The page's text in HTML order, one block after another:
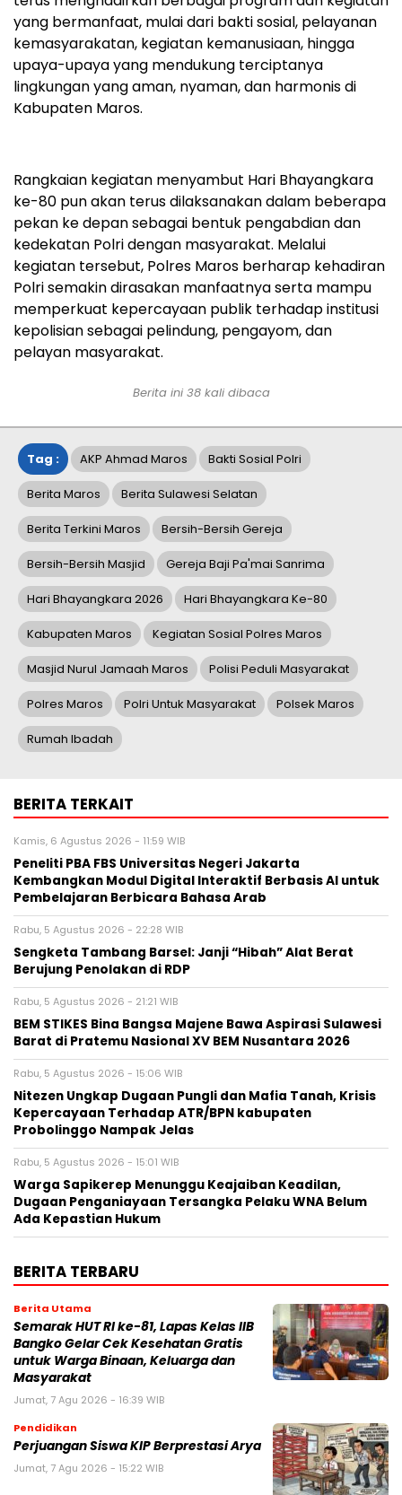
yang bermanfaat, mulai dari bakti sosial, pelayanan
kemasyarakatan, kegiatan kemanusiaan, hingga
upaya-upaya yang mendukung terciptanya
lingkungan yang aman, nyaman, dan harmonis di
Kabupaten Maros.
Rangkaian kegiatan menyambut Hari Bhayangkara
ke-80 pun akan terus dilaksanakan dalam beberapa
pekan ke depan sebagai bentuk pengabdian dan
kedekatan Polri dengan masyarakat. Melalui
kegiatan tersebut, Polres Maros berharap kehadiran
Polri semakin dirasakan manfaatnya serta mampu
memperkuat kepercayaan publik terhadap institusi
kepolisian sebagai pelindung, pengayom, dan
pelayan masyarakat.
Berita ini 38kali dibaca
Tag : AKP Ahmad Maros Bakti Sosial Polri
Berita Maros Berita Sulawesi Selatan
Berita Terkini Maros Bersih-Bersih Gereja
Bersih-Bersih Masjid Gereja Baji Pa'mai Sanrima
Hari Bhayangkara 2026 Hari Bhayangkara Ke-80
Kabupaten Maros Kegiatan Sosial Polres Maros
Masjid Nurul Jamaah Maros Polisi Peduli Masyarakat
Polres Maros Polri Untuk Masyarakat Polsek Maros
Rumah Ibadah
BERITA TERKAIT
Kamis, 6 Agustus 2026 - 11:59 WIB
Peneliti PBA FBS Universitas Negeri Jakarta
Kembangkan Modul Digital Interaktif Berbasis AI untuk
Pembelajaran Berbicara Bahasa Arab
Rabu, 5 Agustus 2026 - 22:28 WIB
Sengketa Tambang Barsel: Janji “Hibah” Alat Berat
Berujung Penolakan di RDP
Rabu, 5 Agustus 2026 - 21:21 WIB
BEM STIKES Bina Bangsa Majene Bawa Aspirasi Sulawesi
Barat di Pratemu Nasional XV BEM Nusantara 2026
Rabu, 5 Agustus 2026 - 15:06 WIB
Nitezen Ungkap Dugaan Pungli dan Mafia Tanah, Krisis
Kepercayaan Terhadap ATR/BPN kabupaten
Probolinggo Nampak Jelas
Rabu, 5 Agustus 2026 - 15:01 WIB
Warga Sapikerep Menunggu Keajaiban Keadilan,
Dugaan Penganiayaan Tersangka Pelaku WNA Belum
Ada Kepastian Hukum
BERITA TERBARU
Berita Utama
Semarak HUT RI ke-81, Lapas Kelas IIB
Bangko Gelar Cek Kesehatan Gratis
untuk Warga Binaan, Keluarga dan
Masyarakat
Jumat, 7 Agu 2026 - 16:39 WIB
Pendidikan
Perjuangan Siswa KIP Berprestasi Arya
Jumat, 7 Agu 2026 - 15:22 WIB